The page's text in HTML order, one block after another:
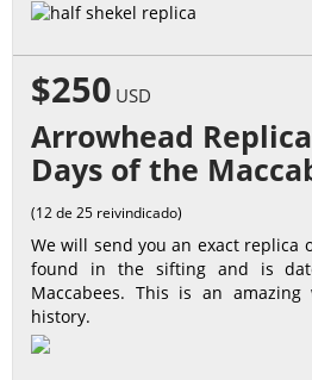
$250 USD
Arrowhead
Days of the
(12 de 25 reivindicado)
We will send you an exact replica
found in the sifting and is
Maccabees. This is an
history.